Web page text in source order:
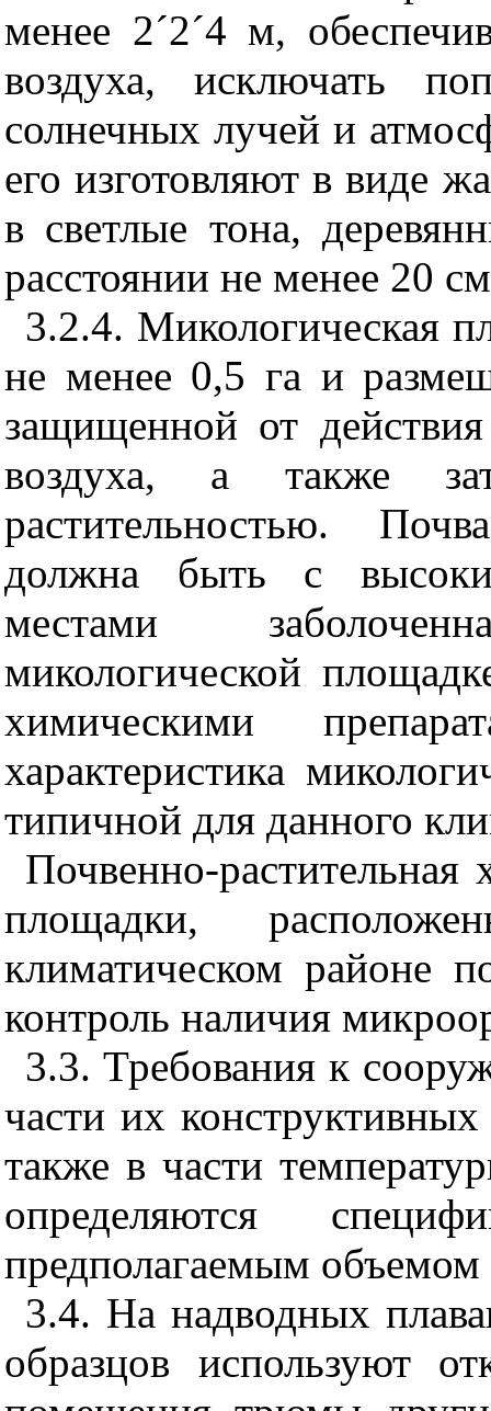
менее 2´2´4 м,
воздуха, исключать
солнечных лучей и
его изготовляют в виде
в светлые тона,
расстоянии не менее 20
3.2.4. Микологическая
не менее 0,5 га и
защищенной от
воздуха, а также
растительностью.
должна быть с
местами
микологической
химическими
характеристика
типичной для данного
Почвенно-растительная
площадки,
климатическом районе
контроль наличия
3.3. Требования к
части их
также в части
определяются
предполагаемым
3.4. На надводных
образцов используют